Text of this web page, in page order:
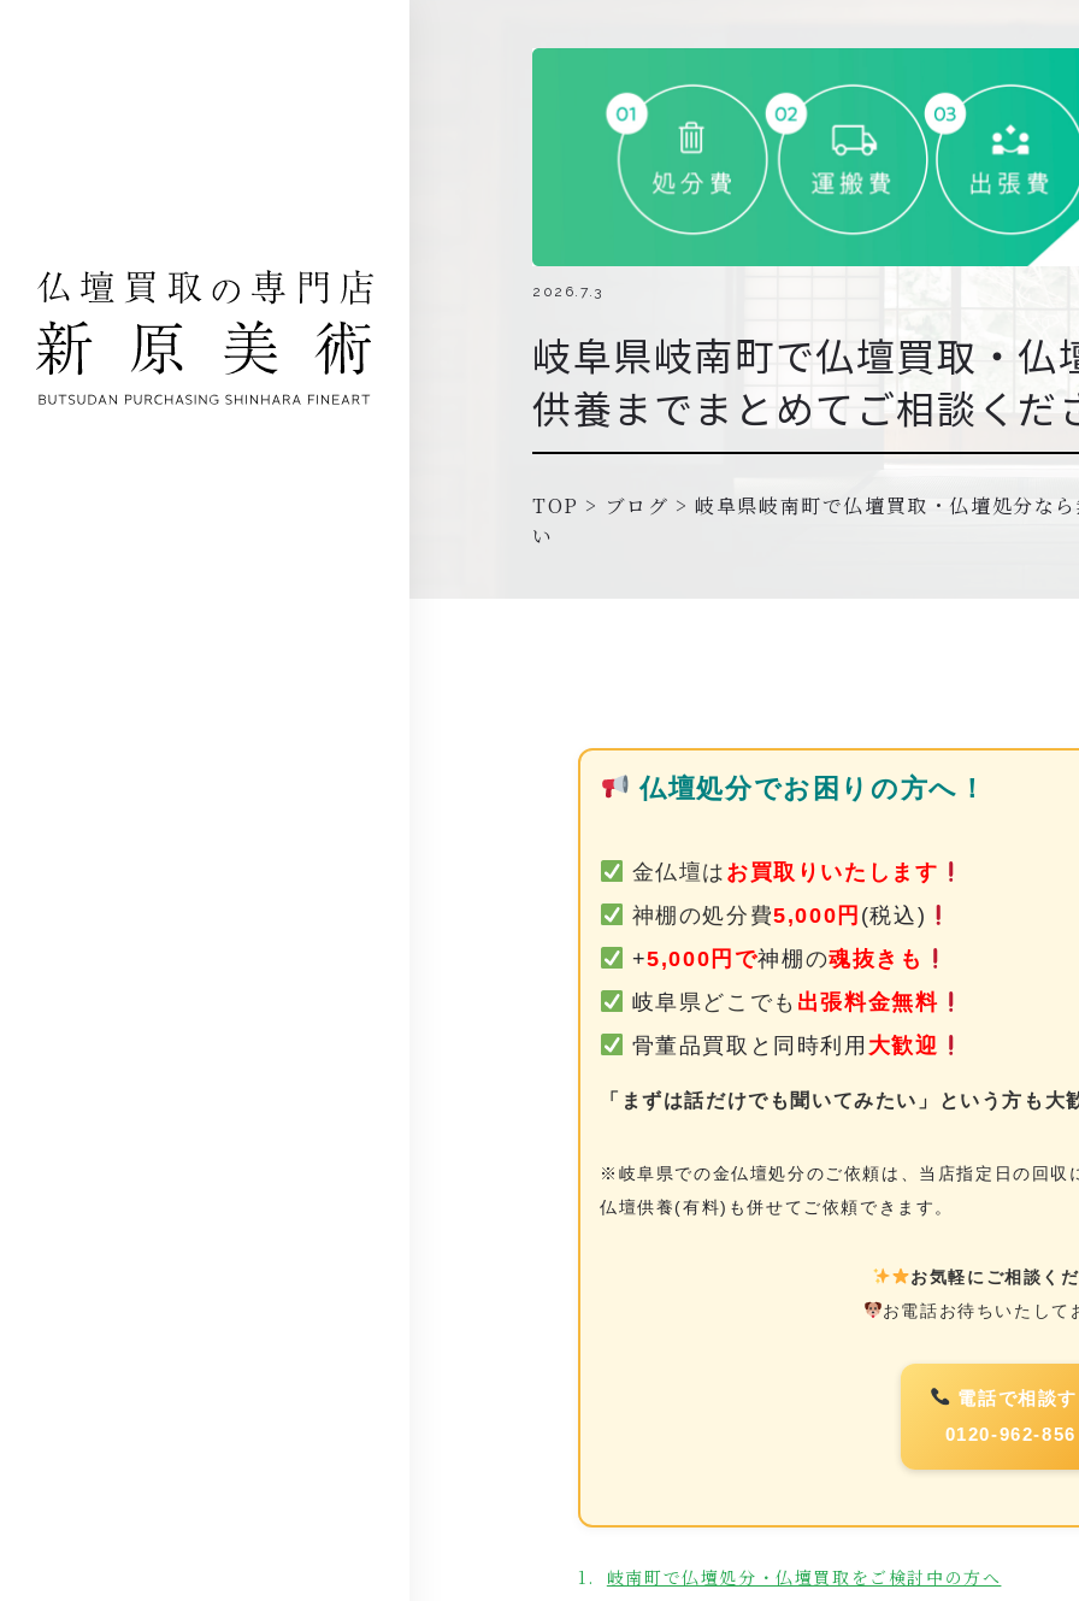
2026.7.3
岐阜県岐南町で仏壇買取・
供養までまとめてご相談くだ
TOP > ブログ > 岐阜県岐南町で仏壇買取・仏壇処分な
い
仏壇処分でお困りの方へ！
金仏壇は お買取りいたします
神棚の処分費5,000円 (税込)
+5,000円で神棚の魂抜きも
岐阜県どこでも 出張料金無料
骨董品買取と同時利用 大歓迎
「まずは話だけでも聞いてみたい」という方も大
※岐阜県での金仏壇処分のご依頼は、当店指定日の回収
仏壇供養(有料)も併せてご依頼できます。
お気軽にご相談く
お電話お待ちいたして
電話で相談す
0120-962-856
岐南町で仏壇処分・仏壇買取をご検討中の方へ